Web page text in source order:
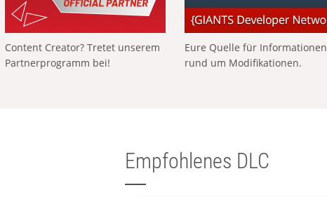
Content Creator? Tretet unserem
Partnerprogramm bei!
Eure Quelle für Informationen
rund um Modifikationen.
Empfohlenes DLC